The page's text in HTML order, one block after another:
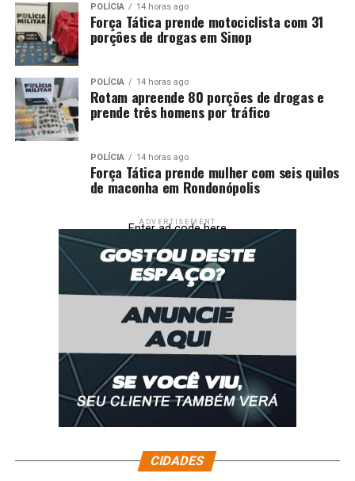
POLÍCIA 14 horas ago
Força Tática prende motociclista com 31
porções de drogas em Sinop
POLÍCIA 14 horas ago
Rotam apreende 80 porções de drogas e
prende três homens por tráfico
POLÍCIA 14 horas ago
Força Tática prende mulher com seis quilos
de maconha em Rondonópolis
ADVERTISEMENT
Enter ad code here
CIDADES